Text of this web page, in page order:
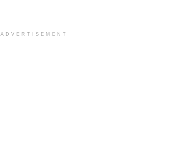
ADVERTISEMENT